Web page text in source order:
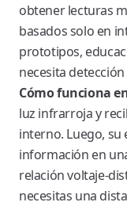
obtener lecturas
basados solo en
prototipos,
necesita
Cómo funciona
luz infrarroja y
interno. Luego, su
información en
relación voltaje-
necesitas una